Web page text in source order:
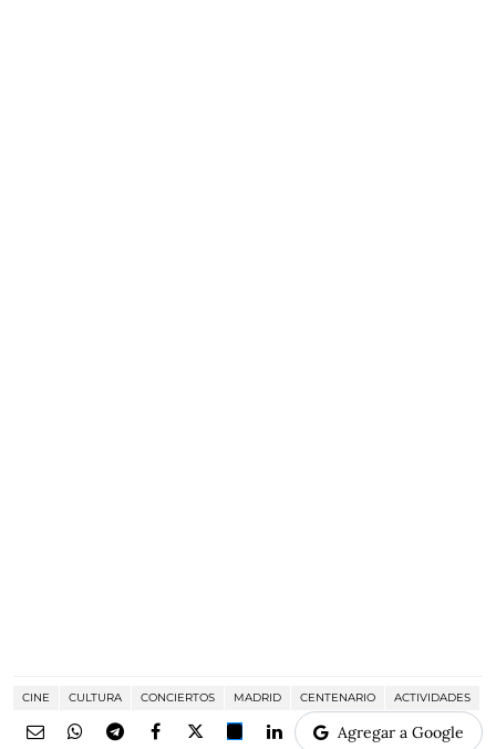
CINE CULTURA CONCIERTOS MADRID CENTENARIO ACTIVIDADES
Agregar a Google